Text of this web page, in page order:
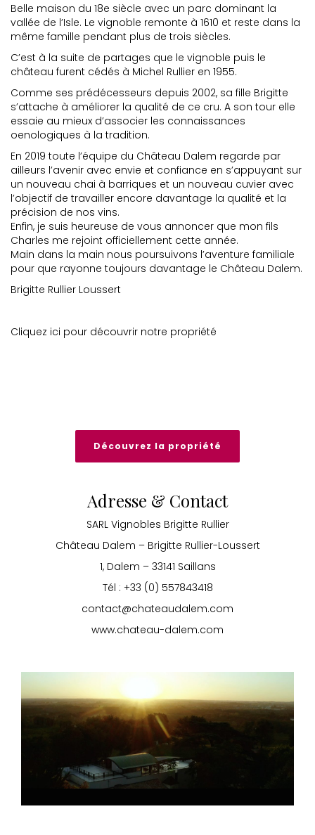
Belle maison du 18e siècle avec un parc dominant la
vallée de l’Isle. Le vignoble remonte à 1610 et reste dans la
même famille pendant plus de trois siècles.
C’est à la suite de partages que le vignoble puis le
château furent cédés à Michel Rullier en 1955.
Comme ses prédécesseurs depuis 2002, sa fille Brigitte
s’attache à améliorer la qualité de ce cru. A son tour elle
essaie au mieux d’associer les connaissances
oenologiques à la tradition.
En 2019 toute l’équipe du Château Dalem regarde par
ailleurs l’avenir avec envie et confiance en s’appuyant sur
un nouveau chai à barriques et un nouveau cuvier avec
l’objectif de travailler encore davantage la qualité et la
précision de nos vins.
Enfin, je suis heureuse de vous annoncer que mon fils
Charles me rejoint officiellement cette année.
Main dans la main nous poursuivons l’aventure familiale
pour que rayonne toujours davantage le Château Dalem.
Brigitte Rullier Loussert
Cliquez ici pour découvrir notre propriété
Découvrez la propriété
Adresse & Contact
SARL Vignobles Brigitte Rullier
Château Dalem – Brigitte Rullier-Loussert
1, Dalem – 33141 Saillans
Tél : +33 (0) 557843418
contact@chateaudalem.com
www.chateau-dalem.com